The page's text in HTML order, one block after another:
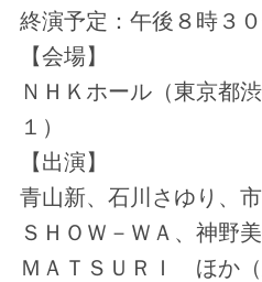
終演予定：午後８時３
【会場】
ＮＨＫホール（東京都
１）
【出演】
青山新、石川さゆり、
ＳＨＯＷ－ＷＡ、神野
ＭＡＴＳＵＲＩ ほか（